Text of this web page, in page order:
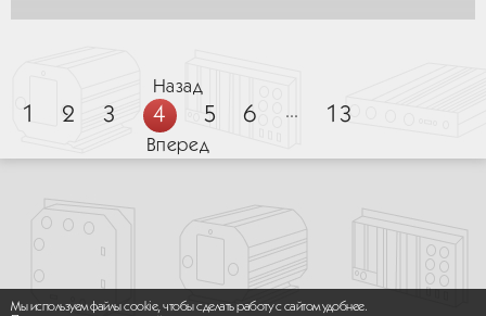
Назад
1 2 3 4 5 6 ... 13
Вперед
Мы используем файлы cookie, чтобы сделать работу с сайтом удобнее.